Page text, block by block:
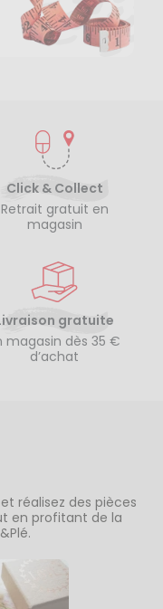
Click & Collect
Retrait gratuit en
magasin
gratuite
magasin dès 35 €
d’achat
réalisez des pièces
en profitant de la